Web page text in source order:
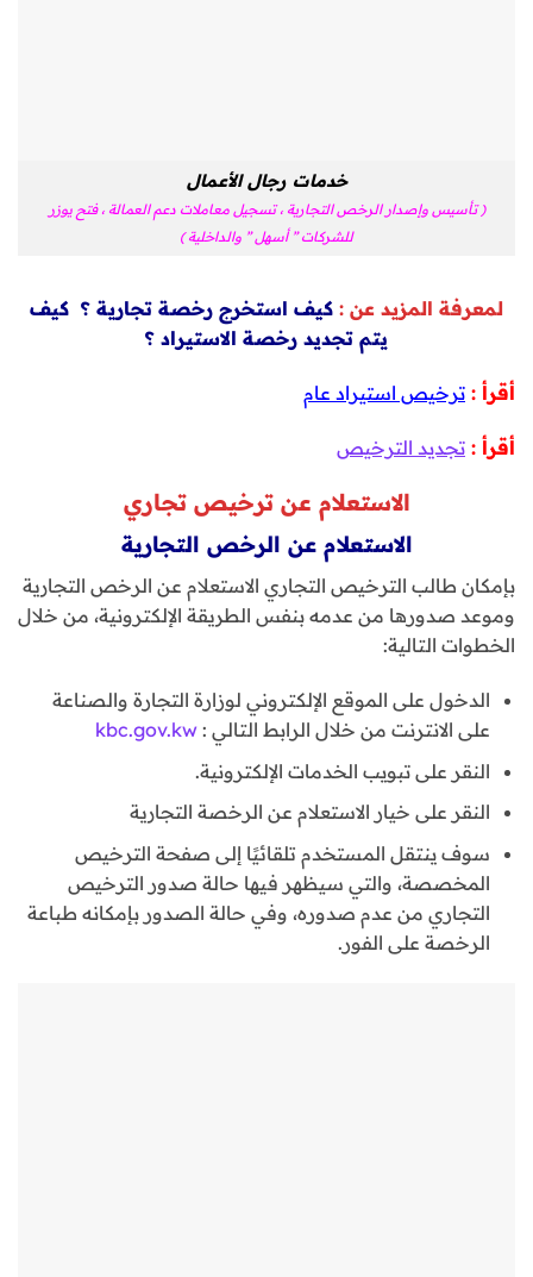
خدمات رجال الأعمال
( تأسيس وإصدار الرخص التجارية ، تسجيل معاملات دعم العمالة ، فتح يوزر
للشركات ” أسهل ” والداخلية )
لمعرفة المزيد عن : كيف استخرج رخصة تجارية ؟ كيف
يتم تجديد رخصة الاستيراد ؟
أقرأ : ترخيص استيراد عام
أقرأ : تجديد الترخيص
الاستعلام عن ترخيص تجاري
الاستعلام عن الرخص التجارية
بإمكان طالب الترخيص التجاري الاستعلام عن الرخص التجارية
وموعد صدورها من عدمه بنفس الطريقة الإلكترونية، من خلال
الخطوات التالية:
الدخول على الموقع الإلكتروني لوزارة التجارة والصناعة
على الانترنت من خلال الرابط التالي : kbc.gov.kw
النقر على تبويب الخدمات الإلكترونية.
النقر على خيار الاستعلام عن الرخصة التجارية
سوف ينتقل المستخدم تلقائيًا إلى صفحة الترخيص
المخصصة، والتي سيظهر فيها حالة صدور الترخيص
التجاري من عدم صدوره، وفي حالة الصدور بإمكانه طباعة
الرخصة على الفور.